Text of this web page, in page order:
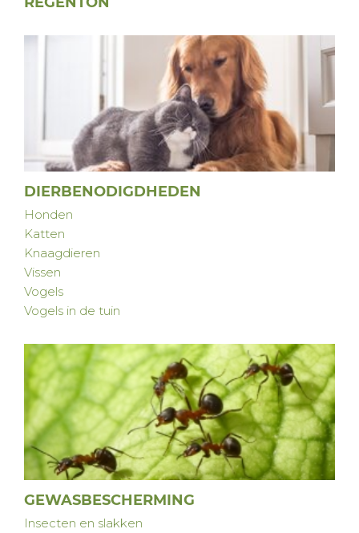
DIERBENODIGDHEDEN
Honden
Katten
Knaagdieren
Vissen
Vogels
Vogels in de tuin
GEWASBESCHERMING
Insecten en slakken